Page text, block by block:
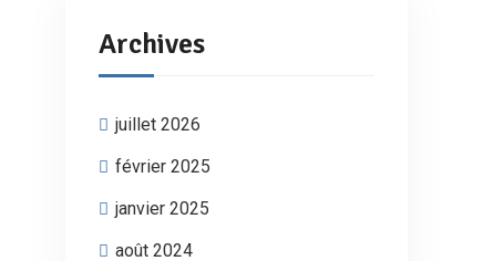
Archives
juillet 2026
février 2025
janvier 2025
août 2024